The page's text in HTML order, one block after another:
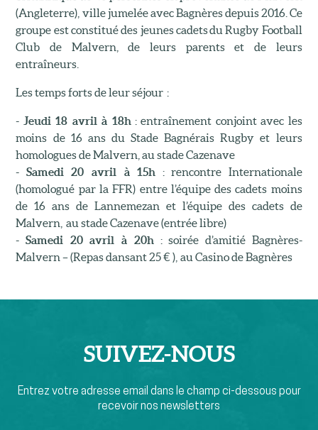
(Angleterre), ville jumelée avec Bagnères depuis 2016. Ce
groupe est constitué des jeunes cadets du Rugby Football
Club de Malvern, de leurs parents et de leurs
entraîneurs.
Les temps forts de leur séjour :
- Jeudi 18 avril à 18h : entraînement conjoint avec les
moins de 16 ans du Stade Bagnérais Rugby et leurs
homologues de Malvern, au stade Cazenave
- Samedi 20 avril à 15h : rencontre Internationale
(homologué par la FFR) entre l’équipe des cadets moins
de 16 ans de Lannemezan et l’équipe des cadets de
Malvern, au stade Cazenave (entrée libre)
-Samedi 20 avril à 20h : soirée d’amitié Bagnères-
Malvern – (Repas dansant 25 € ), au Casino de Bagnères
SUIVEZ-NOUS
Entrez votre adresse email dans le champ ci-dessous pour
recevoir nos newsletters